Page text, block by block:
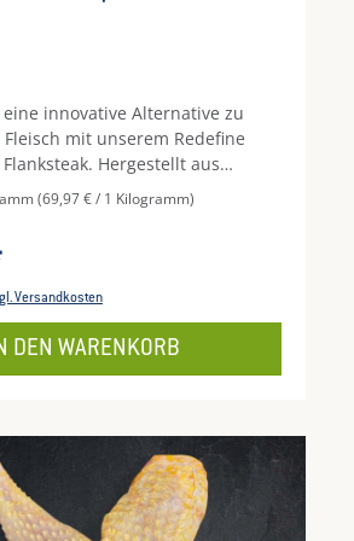
eine innovative Alternative zu
mit unserem Redefine
Hergestellt aus
Zutaten, bietet dieses
perfekte Balance aus
wird. Das vegane Flanksteak
Technologie und einem
Fleischähnlichkeit zu erzielen,
Proteine und Aromen
unvergleichliches kulinarisches
für alle, die nach einer
nachhaltigen Alternative zu
(69,97 € / 1 Kilogramm)
Versandkosten
DEN WARENKORB